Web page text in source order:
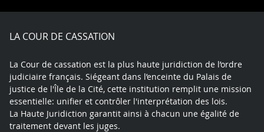
X
FacebookYoutubeLinkedInInstagram
LA COUR DE CASSATION
La Cour de cassation est la plus haute juridiction de l’ordre
judiciaire français. Siégeant dans l’enceinte du Palais de
justice de l'Île de la Cité, cette institution remplit une mission
essentielle: unifier et contrôler l'interprétation des lois.
La Haute Juridiction garantit ainsi à chacun une égalité de
traitement devant les juges.